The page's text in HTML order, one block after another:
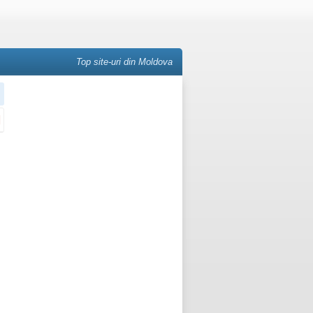
Top site-uri din Moldova